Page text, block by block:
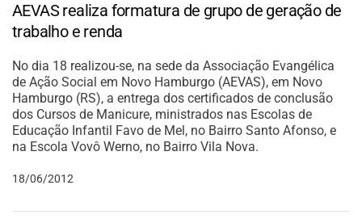
AEVAS realiza formatura de grupo de geração de
trabalho e renda
No dia 18 realizou-se, na sede da Associação Evangélica
de Ação Social em Novo Hamburgo (AEVAS), em Novo
Hamburgo (RS), a entrega dos certificados de conclusão
dos Cursos de Manicure, ministrados nas Escolas de
Educação Infantil Favo de Mel, no Bairro Santo Afonso, e
na Escola Vovô Werno, no Bairro Vila Nova.
18/06/2012